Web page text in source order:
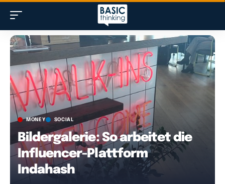
MONEY SOCIAL
Bildergalerie: So arbeitet die
Influencer-Plattform
Indahash